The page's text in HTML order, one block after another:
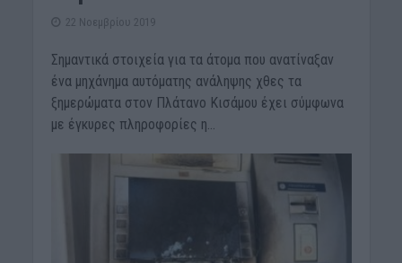
22 Νοεμβρίου 2019
Σημαντικά στοιχεία για τα άτομα που ανατίναξαν
ένα μηχάνημα αυτόματης ανάληψης χθες τα
ξημερώματα στον Πλάτανο Κισάμου έχει σύμφωνα
με έγκυρες πληροφορίες η...